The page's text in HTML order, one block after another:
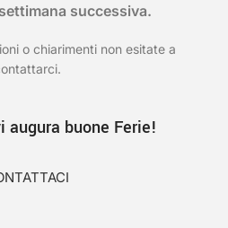
successiva.
o chiarimenti non esitate a
augura buone Ferie!